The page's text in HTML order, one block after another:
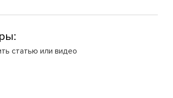
статью или видео